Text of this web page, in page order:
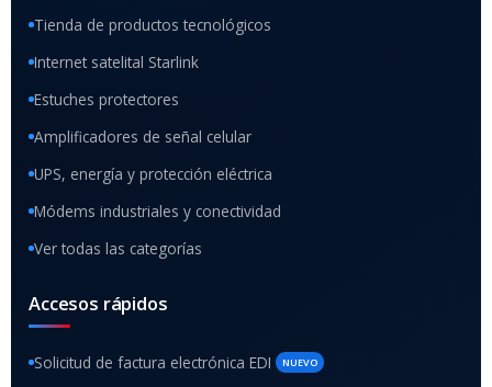
Tienda de productos tecnológicos
Internet satelital Starlink
Estuches protectores
Amplificadores de señal celular
UPS, energía y protección eléctrica
Módems industriales y conectividad
Ver todas las categorías
Accesos rápidos
Solicitud de factura electrónica EDI NUEVO